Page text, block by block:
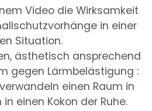
Video die Wirksamkeit
in einer
Situation.
ästhetisch ansprechend
gegen Lärmbelästigung :
einen Raum in
einen Kokon der Ruhe.